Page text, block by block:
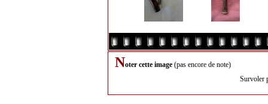
Noter cette image (pas encore de note)
Survoler